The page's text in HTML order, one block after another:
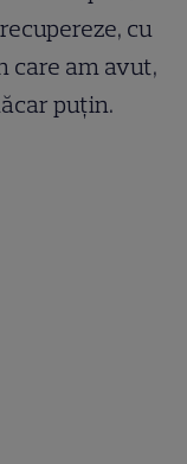
cu
care am avut,
puțin.